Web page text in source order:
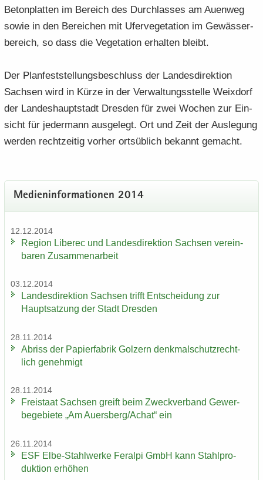
Be­ton­plat­ten im Be­reich des Durch­las­ses am Au­en­weg
sowie in den Be­rei­chen mit Ufer­ve­ge­ta­ti­on im Ge­wäs­ser­
be­reich, so dass die Ve­ge­ta­ti­on er­hal­ten bleibt.
Der Plan­fest­stel­lungs­be­schluss der Lan­des­di­rek­ti­on
Sach­sen wird in Kürze in der Ver­wal­tungs­stel­le Weix­dorf
der Lan­des­haupt­stadt Dres­den für zwei Wo­chen zur Ein­
sicht für je­der­mann aus­ge­legt. Ort und Zeit der Aus­le­gung
wer­den recht­zei­tig vor­her orts­üb­lich be­kannt ge­macht.
Me­di­en­in­for­ma­tio­nen 2014
12.12.2014
Re­gi­on Li­be­rec und Lan­des­di­rek­ti­on Sach­sen ver­ein­
ba­ren Zu­sam­men­ar­beit
03.12.2014
Lan­des­di­rek­ti­on Sach­sen trifft Ent­schei­dung zur
Haupt­sat­zung der Stadt Dres­den
28.11.2014
Ab­riss der Pa­pier­fa­brik Golz­ern denk­mal­schutz­recht­
lich ge­neh­migt
28.11.2014
Frei­staat Sach­sen greift beim Zweck­ver­band Ge­wer­
be­ge­bie­te „Am Au­ers­berg/Achat“ ein
26.11.2014
ESF Elbe-​Stahlwerke Fer­al­pi GmbH kann Stahl­pro­
duk­ti­on er­hö­hen